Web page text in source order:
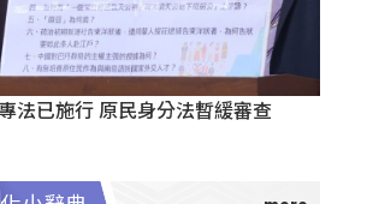
法已施行 原民身分法暫緩審查